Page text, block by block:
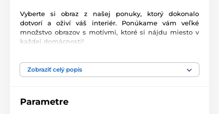
Vyberte si obraz z našej ponuky, ktorý dokonalo
dotvorí a oživí váš interiér. Ponúkame vám veľké
množstvo obrazov s motívmi, ktoré si nájdu miesto v
každej domácnosti!
(v cm):
Zobraziť celý popis
Parametre